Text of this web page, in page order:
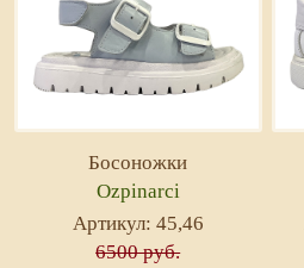
Босоножки
Ozpinarci
Артикул: 45,46
6500 руб.